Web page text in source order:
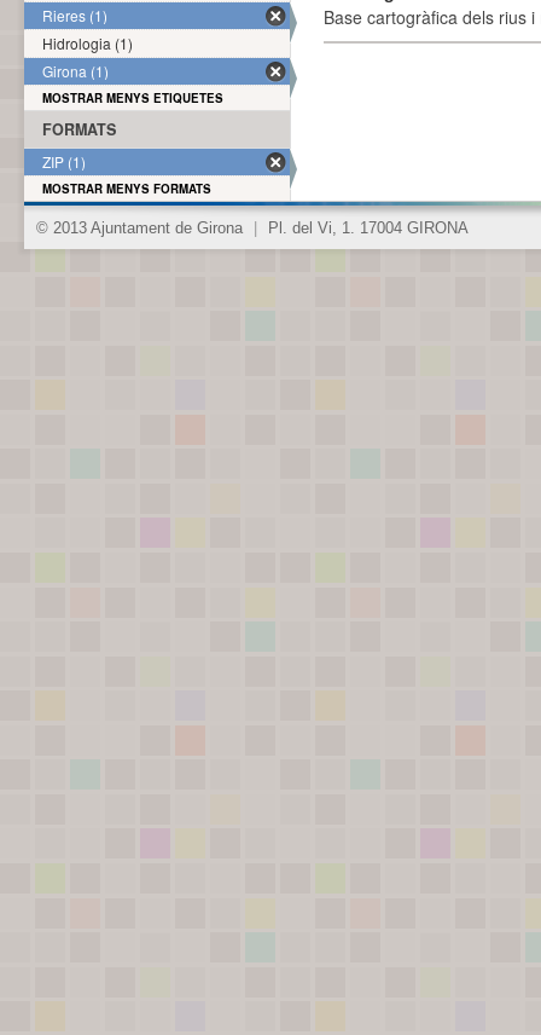
Base cartogràfica dels rius
Rieres (1)
Hidrologia (1)
Girona (1)
MOSTRAR MENYS ETIQUETES
FORMATS
ZIP (1)
MOSTRAR MENYS FORMATS
© 2013 Ajuntament de Girona Pl. del Vi, 1. 17004 GIRONA